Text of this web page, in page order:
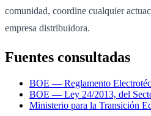
comunidad, coordine cualquier
empresa distribuidora.
Fuentes consultadas
BOE — Reglamento
BOE — Ley 24/2013, del
Ministerio para la Transición